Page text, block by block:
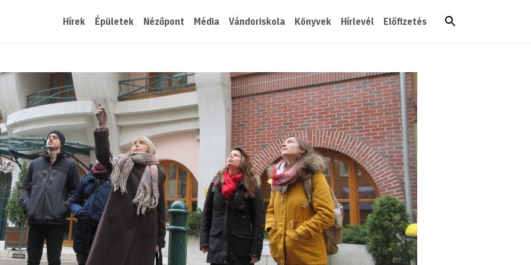
Hírek Épületek Nézőpont Média Vándoriskola Könyvek Hírlevél Előfizetés